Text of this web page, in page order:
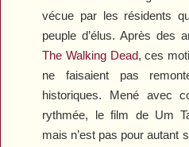
vécue par les résidents
peuple d’élus. Après des
The Walking Dead, ces
ne faisaient pas
historiques. Mené avec
rythmée, le film de Um
mais n’est pas pour autant